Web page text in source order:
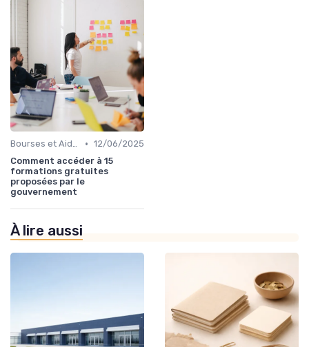
Bourses et Aides Étudiantes • 12/06/2025
Comment accéder à 15
formations gratuites
proposées par le
gouvernement
À lire aussi